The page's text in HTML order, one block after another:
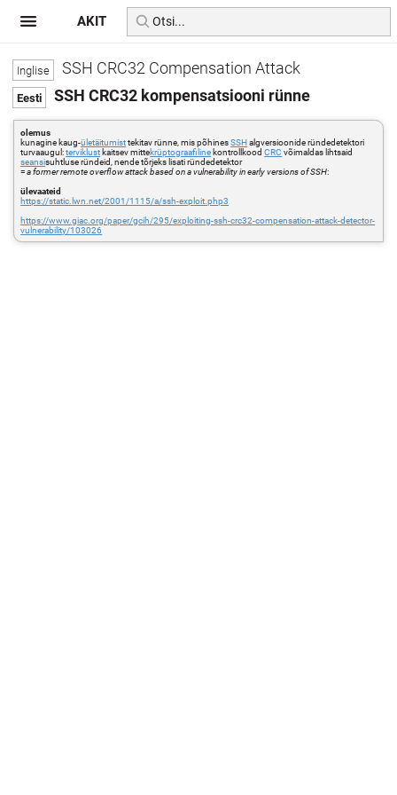
SSH CRC32 Compensation Attack
SSH CRC32 kompensatsiooni rünne
olemus
kunagine kaug-ületäitumisttekitav rünne, mis põhinesSSHalgversioonide ründedetektori
turvaaugul:terviklust kaitsev mittekrüptograafiline kontrollkoodCRC võimaldas lihtsaid
seansisuhtluse ründeid, nende tõrjeks lisati ründedetektor
=a former remote overflow attack based on a vulnerability in early versions of SSH:
ülevaateid
https://static.lwn.net/2001/1115/a/ssh-exploit.php3
https://www.giac.org/paper/gcih/295/exploiting-ssh-crc32-compensation-attack-detector-
vulnerability/103026
AKIT